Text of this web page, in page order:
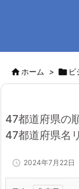
ホーム >  ビ
47都道府県の
47都道府県名
 2024年7月22日